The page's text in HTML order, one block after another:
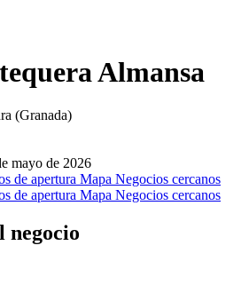
Almansa
(Granada)
mayo de 2026
de apertura Mapa Negocios cercanos
de apertura Mapa Negocios cercanos
negocio